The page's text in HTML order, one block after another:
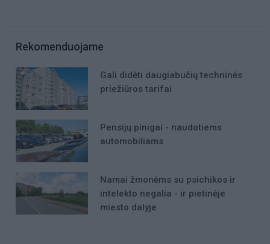
Rekomenduojame
Gali didėti daugiabučių techninės
priežiūros tarifai
Pensijų pinigai - naudotiems
automobiliams
Namai žmonėms su psichikos ir
intelekto negalia - ir pietinėje
miesto dalyje